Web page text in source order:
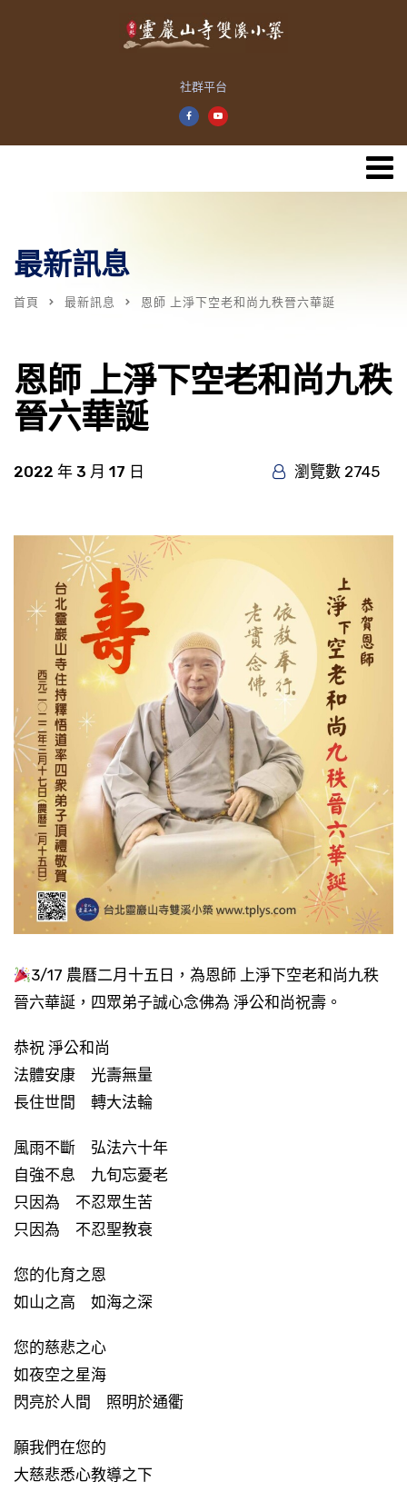
社群平台
最新訊息
首頁 最新訊息 恩師 上淨下空老和尚九秩晉六華誕
恩師 上淨下空老和尚九秩
晉六華誕
2022 年 3 月 17 日 瀏覽數 2745
3/17 農曆二月十五日，為恩師 上淨下空老和尚九秩
晉六華誕，四眾弟子誠心念佛為 淨公和尚祝壽。
恭祝 淨公和尚
法體安康 光壽無量
長住世間 轉大法輪
風雨不斷 弘法六十年
自強不息 九旬忘憂老
只因為 不忍眾生苦
只因為 不忍聖教衰
您的化育之恩
如山之高 如海之深
您的慈悲之心
如夜空之星海
閃亮於人間 照明於通衢
願我們在您的
大慈悲悉心教導之下